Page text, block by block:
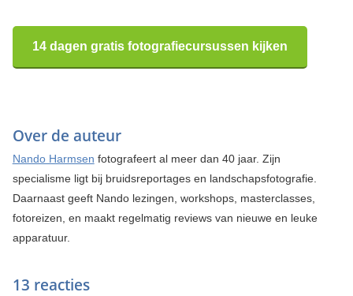
14 dagen gratis fotografiecursussen kijken
Over de auteur
Nando Harmsen fotografeert al meer dan 40 jaar. Zijn
specialisme ligt bij bruidsreportages en landschapsfotografie.
Daarnaast geeft Nando lezingen, workshops, masterclasses,
fotoreizen, en maakt regelmatig reviews van nieuwe en leuke
apparatuur.
13 reacties